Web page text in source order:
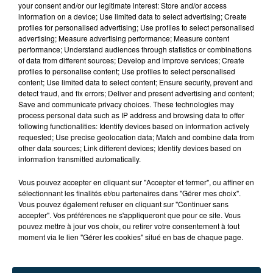
TITRES DIFFUSÉS
1h34
1h34 1h30
1h30
your consent and/or our legitimate interest: Store and/or access
information on a device; Use limited data to select advertising; Create
profiles for personalised advertising; Use profiles to select personalised
advertising; Measure advertising performance; Measure content
performance; Understand audiences through statistics or combinations
of data from different sources; Develop and improve services; Create
profiles to personalise content; Use profiles to select personalised
content; Use limited data to select content; Ensure security, prevent and
detect fraud, and fix errors; Deliver and present advertising and content;
Save and communicate privacy choices. These technologies may
process personal data such as IP address and browsing data to offer
following functionalities: Identify devices based on information actively
requested; Use precise geolocation data; Match and combine data from
other data sources; Link different devices; Identify devices based on
information transmitted automatically.
Vous pouvez accepter en cliquant sur "Accepter et fermer", ou affiner en
sélectionnant les finalités et/ou partenaires dans "Gérer mes choix".
Vous pouvez également refuser en cliquant sur "Continuer sans
accepter". Vos préférences ne s'appliqueront que pour ce site. Vous
pouvez mettre à jour vos choix, ou retirer votre consentement à tout
moment via le lien "Gérer les cookies" situé en bas de chaque page.